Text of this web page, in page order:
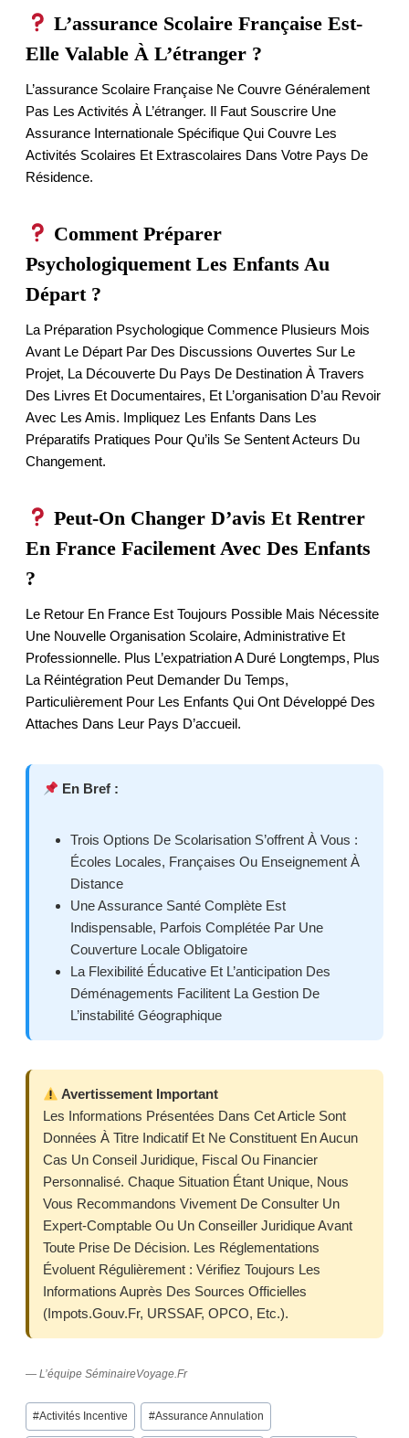
L’assurance Scolaire Française Est-
Elle Valable À L’étranger ?
L’assurance Scolaire Française Ne Couvre Généralement
Pas Les Activités À L’étranger. Il Faut Souscrire Une
Assurance Internationale Spécifique Qui Couvre Les
Activités Scolaires Et Extrascolaires Dans Votre Pays De
Résidence.
Comment Préparer
Psychologiquement Les Enfants Au
Départ ?
La Préparation Psychologique Commence Plusieurs Mois
Avant Le Départ Par Des Discussions Ouvertes Sur Le
Projet, La Découverte Du Pays De Destination À Travers
Des Livres Et Documentaires, Et L’organisation D’au Revoir
Avec Les Amis. Impliquez Les Enfants Dans Les
Préparatifs Pratiques Pour Qu’ils Se Sentent Acteurs Du
Changement.
Peut-On Changer D’avis Et Rentrer
En France Facilement Avec Des Enfants
?
Le Retour En France Est Toujours Possible Mais Nécessite
Une Nouvelle Organisation Scolaire, Administrative Et
Professionnelle. Plus L’expatriation A Duré Longtemps, Plus
La Réintégration Peut Demander Du Temps,
Particulièrement Pour Les Enfants Qui Ont Développé Des
Attaches Dans Leur Pays D’accueil.
En Bref :
Trois Options De Scolarisation S’offrent À Vous :
Écoles Locales, Françaises Ou Enseignement À
Distance
Une Assurance Santé Complète Est
Indispensable, Parfois Complétée Par Une
Couverture Locale Obligatoire
La Flexibilité Éducative Et L’anticipation Des
Déménagements Facilitent La Gestion De
L’instabilité Géographique
Avertissement Important
Les Informations Présentées Dans Cet Article Sont
Données À Titre Indicatif Et Ne Constituent En Aucun
Cas Un Conseil Juridique, Fiscal Ou Financier
Personnalisé. Chaque Situation Étant Unique, Nous
Vous Recommandons Vivement De Consulter Un
Expert-Comptable Ou Un Conseiller Juridique Avant
Toute Prise De Décision. Les Réglementations
Évoluent Régulièrement : Vérifiez Toujours Les
Informations Auprès Des Sources Officielles
(impots.gouv.fr, URSSAF, OPCO, Etc.).
— L’équipe SéminaireVoyage.fr
Post
Tags:
#Activités Incentive #Assurance Annulation